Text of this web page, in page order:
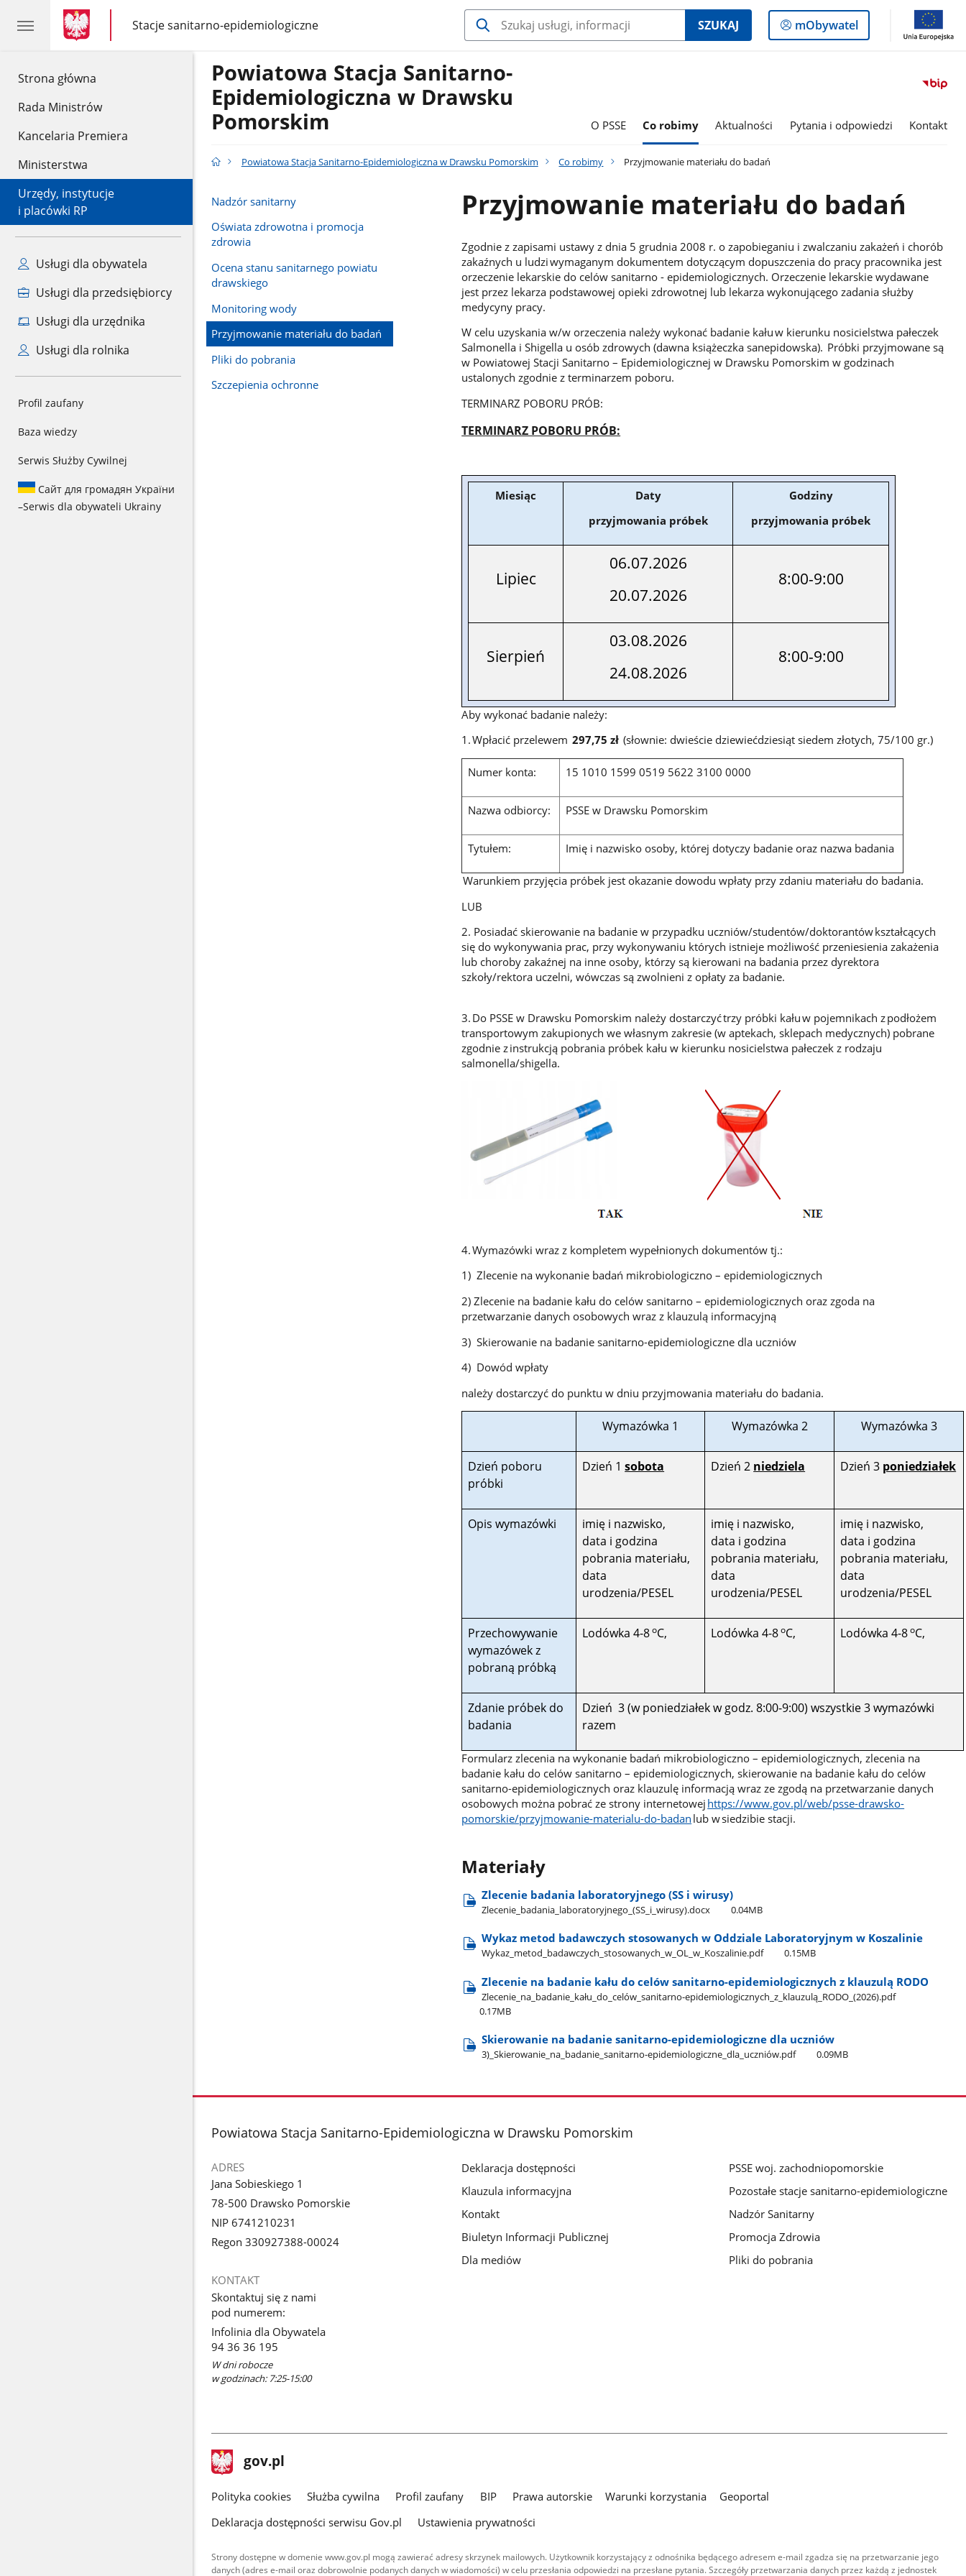
Strona główna
Rada Ministrów
Kancelaria Premiera
Ministerstwa
Urzędy, instytucje
i placówki RP
Usługi dla obywatela
Usługi dla przedsiębiorcy
Usługi dla urzędnika
Usługi dla rolnika
Profil zaufany
Baza wiedzy
Serwis Służby Cywilnej
Сайт для громадян України
–Serwis dla obywateli Ukrainy
gov.pl
gov.pl
Stacje sanitarno-epidemiologiczne
gov.pl
Stacje
sanitarno-
epidemiologiczne
SZUKAJ
Logowanie
do
mObywatel
Powiatowa Stacja Sanitarno-
Epidemiologiczna w Drawsku
Pomorskim
O PSSE Co robimy Aktualności Pytania i odpowiedzi Kontakt
Powiatowa Stacja Sanitarno-Epidemiologiczna w Drawsku Pomorskim Co robimy Przyjmowanie materiału do badań
Nadzór sanitarny
Oświata zdrowotna i promocja
zdrowia
Ocena stanu sanitarnego powiatu
drawskiego
Monitoring wody
Przyjmowanie materiału do badań
Pliki do pobrania
Szczepienia ochronne
Przyjmowanie materiału do badań
Zgodnie z zapisami ustawy z dnia 5 grudnia 2008 r. o zapobieganiu i zwalczaniu zakażeń i chorób
zakaźnych u ludzi wymaganym dokumentem dotyczącym dopuszczenia do pracy pracownika jest
orzeczenie lekarskie do celów sanitarno - epidemiologicznych. Orzeczenie lekarskie wydawane
jest przez lekarza podstawowej opieki zdrowotnej lub lekarza wykonującego zadania służby
medycyny pracy.
W celu uzyskania w/w orzeczenia należy wykonać badanie kału w kierunku nosicielstwa pałeczek
Salmonella i Shigella u osób zdrowych (dawna książeczka sanepidowska). Próbki przyjmowane są
w Powiatowej Stacji Sanitarno – Epidemiologicznej w Drawsku Pomorskim w godzinach
ustalonych zgodnie z terminarzem poboru.
TERMINARZ POBORU PRÓB:
TERMINARZ POBORU PRÓB:
Miesiąc
Daty
przyjmowania próbek
Godziny
przyjmowania próbek
Lipiec
06.07.2026
20.07.2026
8:00-9:00
Sierpień
03.08.2026
24.08.2026
8:00-9:00
Aby wykonać badanie należy:
1. Wpłacić przelewem297,75 zł (słownie: dwieście dziewiećdziesiąt siedem złotych, 75/100 gr.)
Numer konta: 15 1010 1599 0519 5622 3100 0000
Nazwa odbiorcy: PSSE w Drawsku Pomorskim
Tytułem: Imię i nazwisko osoby, której dotyczy badanie oraz nazwa badania
Warunkiem przyjęcia próbek jest okazanie dowodu wpłaty przy zdaniu materiału do badania.
LUB
2. Posiadać skierowanie na badanie w przypadku uczniów/studentów/doktorantów kształcących
się do wykonywania prac, przy wykonywaniu których istnieje możliwość przeniesienia zakażenia
lub choroby zakaźnej na inne osoby, którzy są kierowani na badania przez dyrektora
szkoły/rektora uczelni, wówczas są zwolnieni z opłaty za badanie.
3. Do PSSE w Drawsku Pomorskim należy dostarczyć trzy próbki kału w pojemnikach z podłożem
transportowym zakupionych we własnym zakresie (w aptekach, sklepach medycznych) pobrane
zgodnie z instrukcją pobrania próbek kału w kierunku nosicielstwa pałeczek z rodzaju
salmonella/shigella.
4. Wymazówki wraz z kompletem wypełnionych dokumentów tj.:
1) Zlecenie na wykonanie badań mikrobiologiczno – epidemiologicznych
2) Zlecenie na badanie kału do celów sanitarno – epidemiologicznych oraz zgoda na
przetwarzanie danych osobowych wraz z klauzulą informacyjną
3) Skierowanie na badanie sanitarno-epidemiologiczne dla uczniów
4) Dowód wpłaty
należy dostarczyć do punktu w dniu przyjmowania materiału do badania.
Wymazówka 1 Wymazówka 2 Wymazówka 3
Dzień poboru
próbki
Dzień 1sobota Dzień 2 niedziela Dzień 3 poniedziałek
Opis wymazówki
imię i nazwisko,
data i godzina
pobrania materiału,
data
urodzenia/PESEL
imię i nazwisko,
data i godzina
pobrania materiału,
data
urodzenia/PESEL
imię i nazwisko,
data i godzina
pobrania materiału,
data
urodzenia/PESEL
Przechowywanie
wymazówek z
pobraną próbką
Lodówka 4-8oC, Lodówka 4-8oC, Lodówka 4-8oC,
Zdanie próbek do
badania
Dzień 3 (w poniedziałek w godz. 8:00-9:00) wszystkie 3 wymazówki
razem
Formularz zlecenia na wykonanie badań mikrobiologiczno – epidemiologicznych, zlecenia na
badanie kału do celów sanitarno – epidemiologicznych, skierowanie na badanie kału do celów
sanitarno-epidemiologicznych oraz klauzulę informacją wraz ze zgodą na przetwarzanie danych
osobowych można pobrać ze strony internetowej https://www.gov.pl/web/psse-drawsko-
pomorskie/przyjmowanie-materialu-do-badan lub w siedzibie stacji.
Materiały
Zlecenie badania laboratoryjnego (SS i wirusy)
Zlecenie​_badania​_laboratoryjnego​_(SS​_i​_wirusy).docx 0.04MB
Wykaz metod badawczych stosowanych w Oddziale Laboratoryjnym w Koszalinie
Wykaz​_metod​_badawczych​_stosowanych​_w​_OL​_w​_Koszalinie.pdf 0.15MB
Zlecenie na badanie kału do celów sanitarno-epidemiologicznych z klauzulą RODO
Zlecenie​_na​_badanie​_kału​_do​_celów​_sanitarno-epidemiologicznych​_z​_klauzulą​_RODO​_(2026).pdf
0.17MB
Skierowanie na badanie sanitarno-epidemiologiczne dla uczniów
3)​_Skierowanie​_na​_badanie​_sanitarno-epidemiologiczne​_dla​_uczniów.pdf 0.09MB
stopka
Powiatowa Stacja Sanitarno-Epidemiologiczna w Drawsku Pomorskim
ADRES
Jana Sobieskiego 1
78-500 Drawsko Pomorskie
NIP 6741210231
Regon 330927388-00024
KONTAKT
Skontaktuj się z nami
pod numerem:
Infolinia dla Obywatela
94 36 36 195
W dni robocze
w godzinach: 7:25-15:00
Deklaracja dostępności
Klauzula informacyjna
Kontakt
Biuletyn Informacji Publicznej
Dla mediów
PSSE woj. zachodniopomorskie
Pozostałe stacje sanitarno-epidemiologiczne
Nadzór Sanitarny
Promocja Zdrowia
Pliki do pobrania
stopka
gov.pl Strona
gov.pl
gov.pl
Polityka cookies Służba cywilna Profil zaufany BIP Prawa autorskie Warunki korzystania
Geoportal
Deklaracja dostępności serwisu Gov.pl
Ustawienia prywatności
Strony dostępne w domenie www.gov.pl mogą zawierać adresy skrzynek mailowych. Użytkownik korzystający z odnośnika będącego adresem e-mail zgadza się na przetwarzanie jego
danych (adres e-mail oraz dobrowolnie podanych danych w wiadomości) w celu przesłania odpowiedzi na przesłane pytania. Szczegóły przetwarzania danych przez każdą z jednostek